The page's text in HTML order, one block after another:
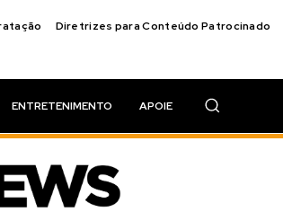
Diretrizes para Conteúdo Patrocinado
ENTRETENIMENTO APOIE